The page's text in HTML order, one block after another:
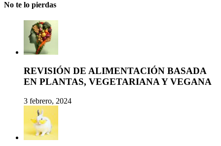
No te lo pierdas
REVISIÓN DE ALIMENTACIÓN BASADA
EN PLANTAS, VEGETARIANA Y VEGANA
3 febrero, 2024